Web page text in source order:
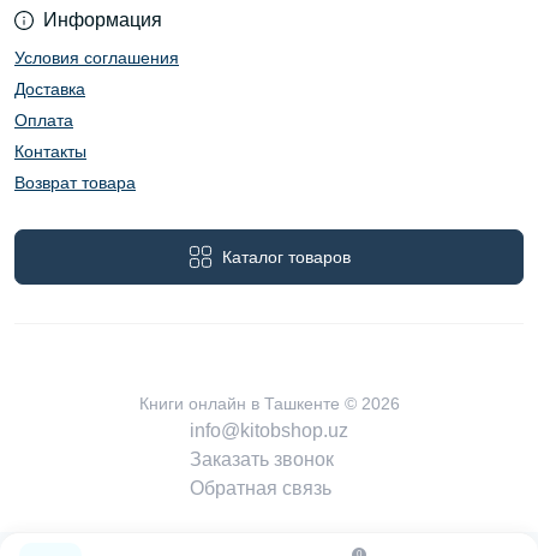
Информация
Условия соглашения
Доставка
Оплата
Контакты
Возврат товара
Каталог товаров
Книги онлайн в Ташкенте © 2026
info@kitobshop.uz
Заказать звонок
Обратная связь